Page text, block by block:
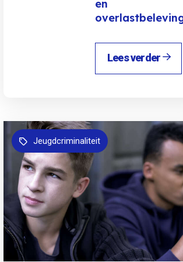
en
Lees verder
Jeugdcriminaliteit